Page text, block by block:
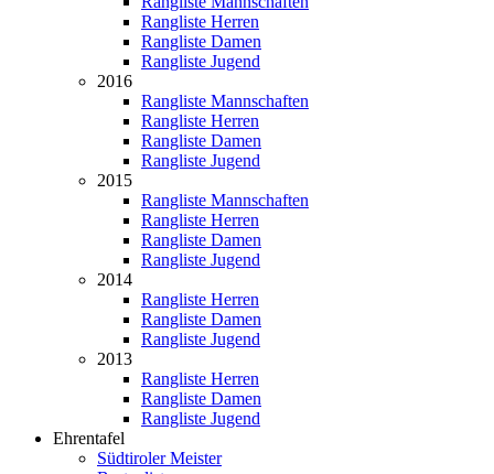
Rangliste Herren
Rangliste Damen
Rangliste Jugend
2016
Rangliste Mannschaften
Rangliste Herren
Rangliste Damen
Rangliste Jugend
2015
Rangliste Mannschaften
Rangliste Herren
Rangliste Damen
Rangliste Jugend
2014
Rangliste Herren
Rangliste Damen
Rangliste Jugend
2013
Rangliste Herren
Rangliste Damen
Rangliste Jugend
Ehrentafel
Südtiroler Meister